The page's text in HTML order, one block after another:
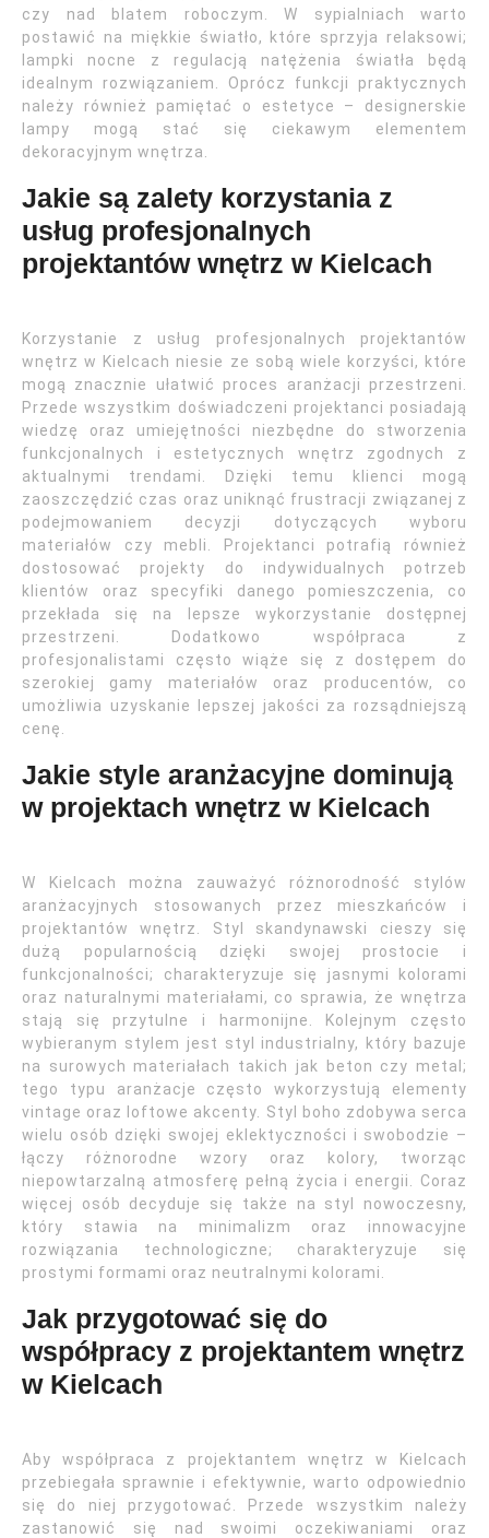
czy nad blatem roboczym. W sypialniach warto
postawić na miękkie światło, które sprzyja relaksowi;
lampki nocne z regulacją natężenia światła będą
idealnym rozwiązaniem. Oprócz funkcji praktycznych
należy również pamiętać o estetyce – designerskie
lampy mogą stać się ciekawym elementem
dekoracyjnym wnętrza.
Jakie są zalety korzystania z
usług profesjonalnych
projektantów wnętrz w Kielcach
Korzystanie z usług profesjonalnych projektantów
wnętrz w Kielcach niesie ze sobą wiele korzyści, które
mogą znacznie ułatwić proces aranżacji przestrzeni.
Przede wszystkim doświadczeni projektanci posiadają
wiedzę oraz umiejętności niezbędne do stworzenia
funkcjonalnych i estetycznych wnętrz zgodnych z
aktualnymi trendami. Dzięki temu klienci mogą
zaoszczędzić czas oraz uniknąć frustracji związanej z
podejmowaniem decyzji dotyczących wyboru
materiałów czy mebli. Projektanci potrafią również
dostosować projekty do indywidualnych potrzeb
klientów oraz specyfiki danego pomieszczenia, co
przekłada się na lepsze wykorzystanie dostępnej
przestrzeni. Dodatkowo współpraca z
profesjonalistami często wiąże się z dostępem do
szerokiej gamy materiałów oraz producentów, co
umożliwia uzyskanie lepszej jakości za rozsądniejszą
cenę.
Jakie style aranżacyjne dominują
w projektach wnętrz w Kielcach
W Kielcach można zauważyć różnorodność stylów
aranżacyjnych stosowanych przez mieszkańców i
projektantów wnętrz. Styl skandynawski cieszy się
dużą popularnością dzięki swojej prostocie i
funkcjonalności; charakteryzuje się jasnymi kolorami
oraz naturalnymi materiałami, co sprawia, że wnętrza
stają się przytulne i harmonijne. Kolejnym często
wybieranym stylem jest styl industrialny, który bazuje
na surowych materiałach takich jak beton czy metal;
tego typu aranżacje często wykorzystują elementy
vintage oraz loftowe akcenty. Styl boho zdobywa serca
wielu osób dzięki swojej eklektyczności i swobodzie –
łączy różnorodne wzory oraz kolory, tworząc
niepowtarzalną atmosferę pełną życia i energii. Coraz
więcej osób decyduje się także na styl nowoczesny,
który stawia na minimalizm oraz innowacyjne
rozwiązania technologiczne; charakteryzuje się
prostymi formami oraz neutralnymi kolorami.
Jak przygotować się do
współpracy z projektantem wnętrz
w Kielcach
Aby współpraca z projektantem wnętrz w Kielcach
przebiegała sprawnie i efektywnie, warto odpowiednio
się do niej przygotować. Przede wszystkim należy
zastanowić się nad swoimi oczekiwaniami oraz